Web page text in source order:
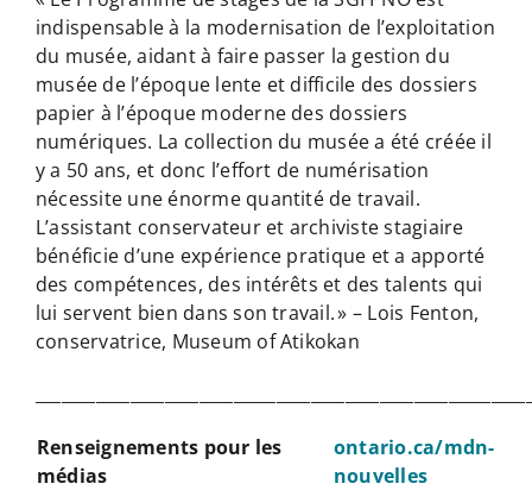
indispensable à la modernisation de l’exploitation
du musée, aidant à faire passer la gestion du
musée de l’époque lente et difficile des dossiers
papier à l’époque moderne des dossiers
numériques. La collection du musée a été créée il
y a 50 ans, et donc l’effort de numérisation
nécessite une énorme quantité de travail.
L’assistant conservateur et archiviste stagiaire
bénéficie d’une expérience pratique et a apporté
des compétences, des intérêts et des talents qui
lui servent bien dans son travail. » – Lois Fenton,
conservatrice, Museum of Atikokan
Renseignements pour les
médias
ontario.ca/mdn-
nouvelles